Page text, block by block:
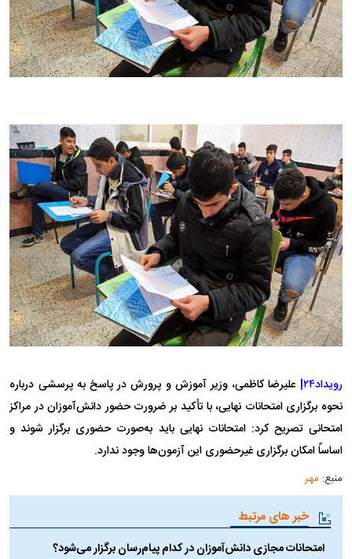
رویداد۲۴|
علیرضا کاظمی، وزیر آموزش و پرورش در پاسخ به پرسشی درباره
نحوه برگزاری امتحانات نهایی، با تأکید بر ضرورت حضور دانش‌آموزان در مراکز
امتحانی تصریح کرد: امتحانات نهایی باید به‌صورت حضوری برگزار شوند و
اساساً امکان برگزاری غیرحضوری این آزمون‌ها وجود ندارد.
منبع: مهر
خبر های مرتبط
امتحانات مجازی دانش‌آموزان در کدام پیام‌رسان برگزار می‌شود؟